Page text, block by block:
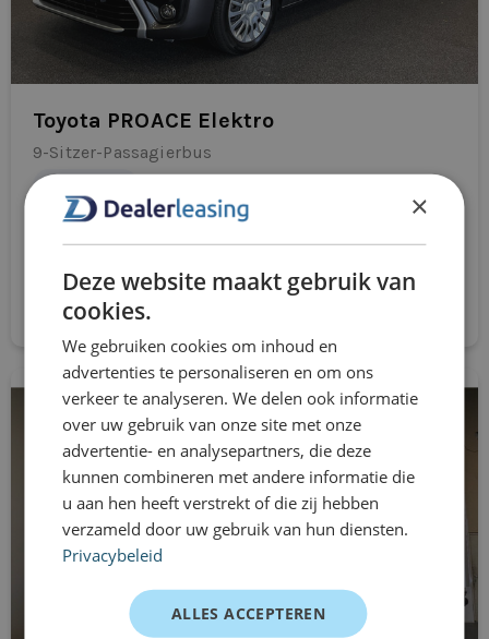
Toyota PROACE Elektro
9-Sitzer-Passagierbus
1695 €
Direkt bewerben
×
Deze website maakt gebruik van
cookies.
We gebruiken cookies om inhoud en
advertenties te personaliseren en om ons
verkeer te analyseren. We delen ook informatie
over uw gebruik van onze site met onze
advertentie- en analysepartners, die deze
kunnen combineren met andere informatie die
u aan hen heeft verstrekt of die zij hebben
verzameld door uw gebruik van hun diensten.
Privacybeleid
ALLES ACCEPTEREN